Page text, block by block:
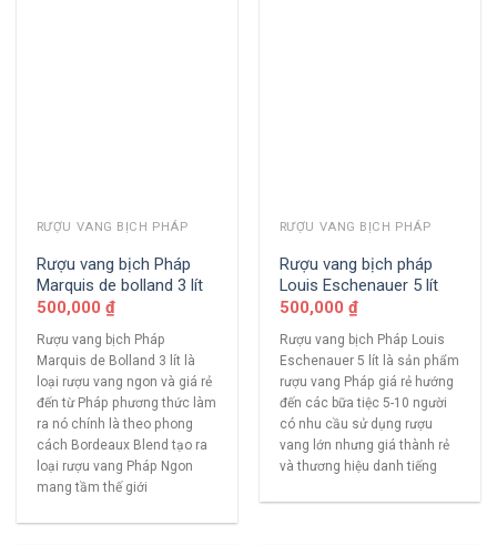
RƯỢU VANG BỊCH PHÁP
Rượu vang bịch Pháp
Marquis de bolland 3 lít
500,000 ₫
Rượu vang bịch Pháp
Marquis de Bolland 3 lít là
loại rượu vang ngon và giá rẻ
đến từ Pháp phương thức làm
ra nó chính là theo phong
cách Bordeaux Blend tạo ra
loại rượu vang Pháp Ngon
mang tầm thế giới
RƯỢU VANG BỊCH PHÁP
Rượu vang bịch pháp
Louis Eschenauer 5 lít
500,000 ₫
Rượu vang bịch Pháp Louis
Eschenauer 5 lít là sản phẩm
rượu vang Pháp giá rẻ hướng
đến các bữa tiệc 5-10 người
có nhu cầu sử dụng rượu
vang lớn nhưng giá thành rẻ
và thương hiệu danh tiếng